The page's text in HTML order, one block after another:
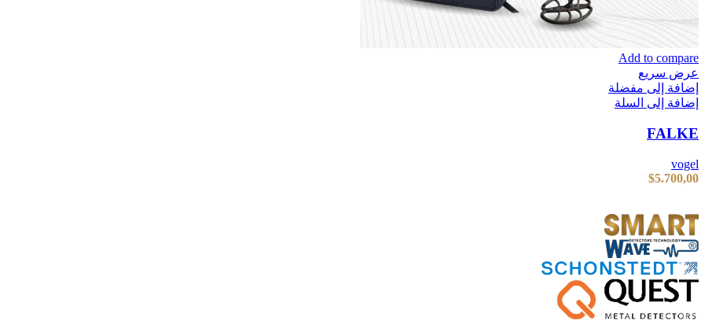
Add to compare
عرض سريع
إضافة إلى مفضلة
إضافة إلى السلة
FALKE
vogel
$5.700,00